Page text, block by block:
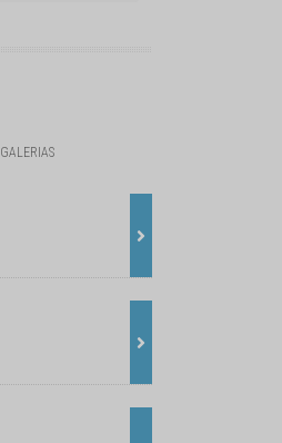
GALERIAS